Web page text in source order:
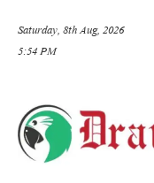
Saturday, 8th Aug, 2026
5:54 PM